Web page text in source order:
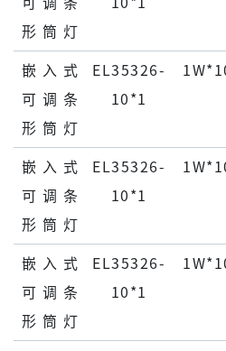
形 筒 灯
嵌 ⼊ 式
可 调 条
形 筒 灯
EL35326-
10*1
嵌 ⼊ 式
可 调 条
形 筒 灯
EL35326-
10*1
嵌 ⼊ 式
可 调 条
形 筒 灯
EL35326-
10*1